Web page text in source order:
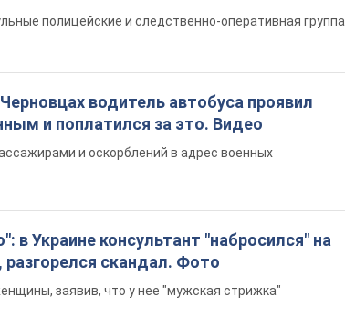
полицейские и следственно-оперативная группа
водитель автобуса проявил
и поплатился за это. Видео
и оскорблений в адрес военных
в Украине консультант "набросился" на
скандал. Фото
заявив, что у нее "мужская стрижка"